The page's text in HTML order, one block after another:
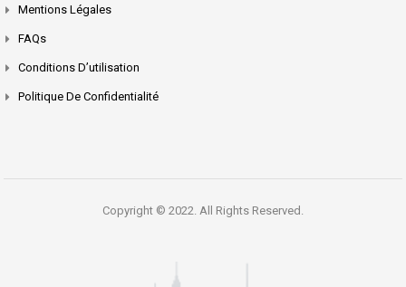
Mentions Légales
FAQs
Conditions D’utilisation
Politique De Confidentialité
Copyright © 2022. All Rights Reserved.